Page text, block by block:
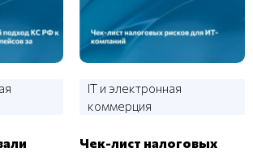
IT и электронная
коммерция
Чек-лист налоговых